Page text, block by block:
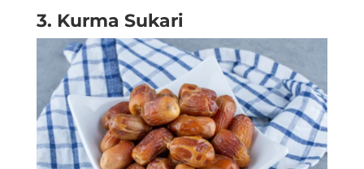
3. Kurma Sukari